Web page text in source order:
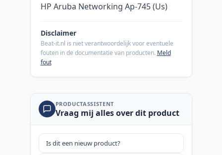
HP Aruba Networking Ap-745 (Us)
Disclaimer
Beat-it.nl is niet verantwoordelijk voor eventuele
fouten in de documentatie van producten. Meld
fout
PRODUCTASSISTENT
Vraag mij alles over dit product
Is dit een nieuw product?